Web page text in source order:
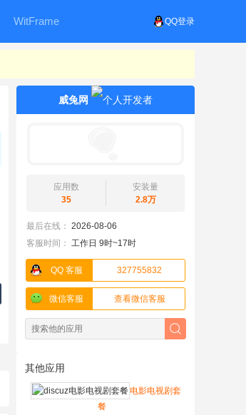
QQ登录
WitFrame
威兔网
应用数
35
安装量
2.8万
最后在线： 2026-08-06
客服时间： 工作日 9时~17时
QQ 客服 327755832
微信客服 查看微信客服
其他应用
电影电视剧套
餐